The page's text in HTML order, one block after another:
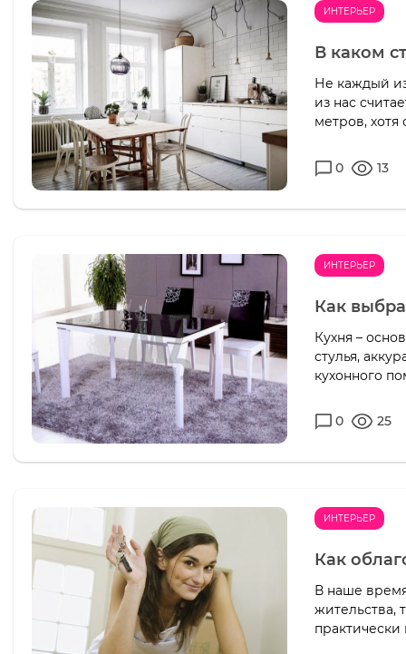
ИНТЕРЬЕР
В каком
Не каждый
из нас
метров, хотя
0 13
ИНТЕРЬЕР
Как
Кухня –
стулья,
кухонного
0 25
ИНТЕРЬЕР
Как
В наше
жительства,